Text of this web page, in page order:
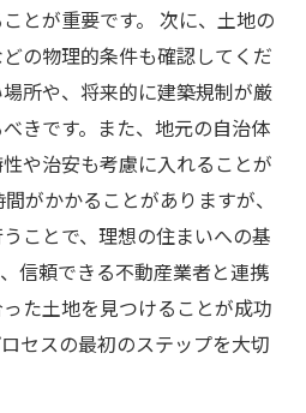
とが重要です。 次に、土地の
の物理的条件も確認してくだ
所や、将来的に建築規制が厳
きです。また、地元の自治体
や治安も考慮に入れることが
がかかることがありますが、
ことで、理想の住まいへの基
信頼できる不動産業者と連携
た土地を見つけることが成功
セスの最初のステップを大切